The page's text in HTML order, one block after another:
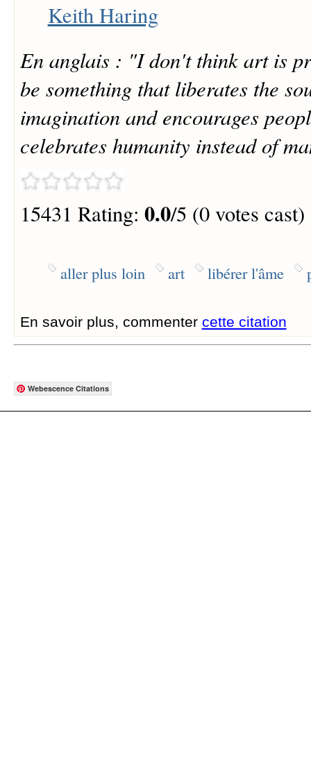
Keith Haring
En anglais : "I don't think art is
be something that liberates the
imagination and encourages
celebrates humanity instead of
15431 Rating: 0.0/5 (0 votes cast)
aller plus loin art libérer l'âme
En savoir plus, commenter cette citation
Webescence Citations